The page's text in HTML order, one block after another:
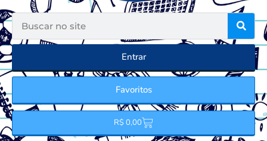
Entrar
Favoritos
R$ 0,00